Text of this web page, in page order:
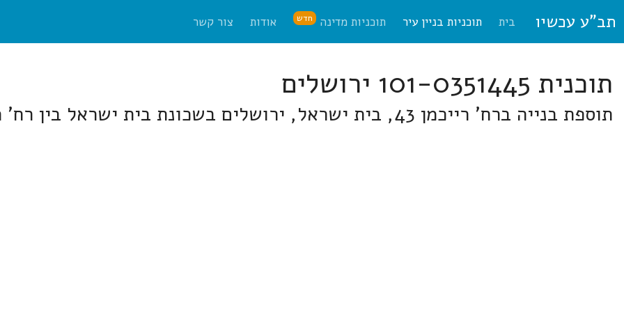
תב"ע עכשיו בית תוכניות בניין עיר תוכניות מדינה חדש אודות צור קשר
תוכנית 101-0351445 ירושלים
תוספת בנייה ברח' רייכמן 43, בית ישראל, ירושלים בשכונת בית ישראל בין רח' ריכמן לכפר השילוח